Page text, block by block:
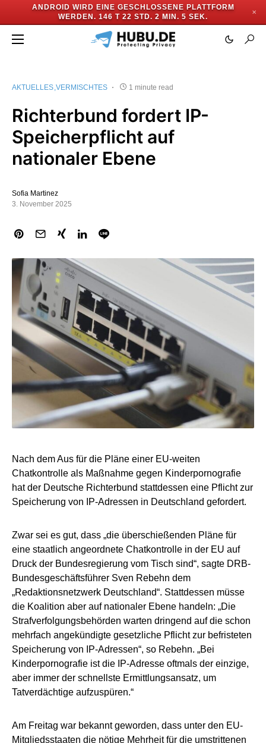
ANDROID WIRD EINE GESCHLOSSENE PLATTFORM
WERDEN. 146 T 22 STD. 2 MIN. 4 SEK.
✕
AKTUELLES VERMISCHTES 1 minute read
Richterbund fordert IP-
Speicherpflicht auf
nationaler Ebene
Sofia Martinez
3. November 2025
Nach dem Aus für die Pläne einer EU-weiten
Chatkontrolle als Maßnahme gegen Kinderpornografie
hat der Deutsche Richterbund stattdessen eine Pflicht zur
Speicherung von IP-Adressen in Deutschland gefordert.
Zwar sei es gut, dass „die überschießenden Pläne für
eine staatlich angeordnete Chatkontrolle in der EU auf
Druck der Bundesregierung vom Tisch sind“, sagte DRB-
Bundesgeschäftsführer Sven Rebehn dem
„Redaktionsnetzwerk Deutschland“. Stattdessen müsse
die Koalition aber auf nationaler Ebene handeln: „Die
Strafverfolgungsbehörden warten dringend auf die schon
mehrfach angekündigte gesetzliche Pflicht zur befristeten
Speicherung von IP-Adressen“, so Rebehn. „Bei
Kinderpornografie ist die IP-Adresse oftmals der einzige,
aber immer der schnellste Ermittlungsansatz, um
Tatverdächtige aufzuspüren.“
Am Freitag war bekannt geworden, dass unter den EU-
Mitgliedsstaaten die nötige Mehrheit für die umstrittenen